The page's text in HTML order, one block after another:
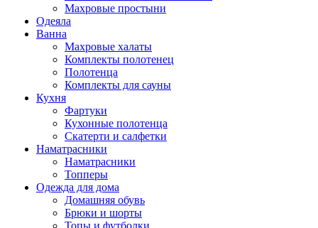
Махровые простыни
Одеяла
Ванна
Махровые халаты
Комплекты полотенец
Полотенца
Комплекты для сауны
Кухня
Фартуки
Кухонные полотенца
Скатерти и салфетки
Наматрасники
Наматрасники
Топперы
Одежда для дома
Домашняя обувь
Брюки и шорты
Топы и футболки